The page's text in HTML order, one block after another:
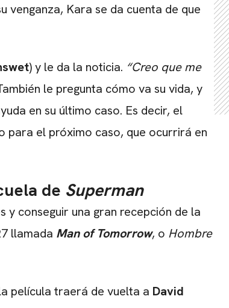
venganza, Kara se da cuenta de que
) y le da la noticia. “Creo que me
le pregunta cómo va su vida, y
en su último caso. Es decir, el
para el próximo caso, que ocurrirá en
de Superman
y conseguir una gran recepción de la
llamada Man of Tomorrow, o Hombre
película traerá de vuelta a David